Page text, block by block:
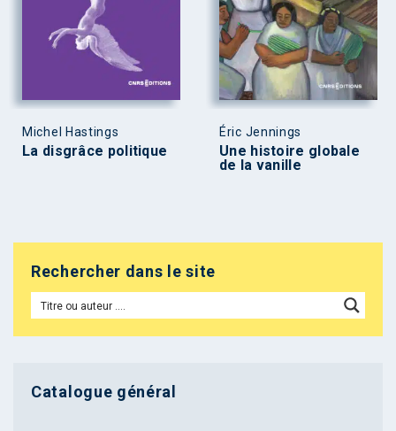
Michel Hastings
La disgrâce politique
Éric Jennings
Une histoire globale
de la vanille
Rechercher dans le site
Catalogue général